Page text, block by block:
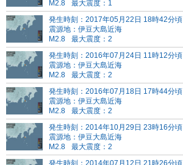
M2.8
最大震度：1
発生時刻：2017年05月22日 18時42分頃
震源地：伊豆大島近海
M2.8
最大震度：2
発生時刻：2016年07月24日 11時12分頃
震源地：伊豆大島近海
M2.8
最大震度：2
発生時刻：2016年07月18日 17時44分頃
震源地：伊豆大島近海
M2.8
最大震度：2
発生時刻：2014年10月29日 23時16分頃
震源地：伊豆大島近海
M2.8
最大震度：2
発生時刻：2014年07月12日 21時26分頃